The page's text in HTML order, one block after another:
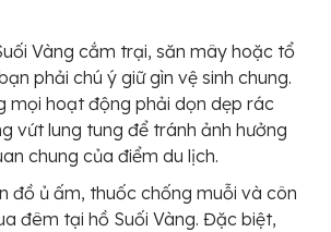
Vàng cắm trại, săn mây hoặc tổ
phải chú ý giữ gìn vệ sinh chung.
mọi hoạt động phải dọn dẹp rác
vứt lung tung để tránh ảnh hưởng
chung của điểm du lịch.
đồ ủ ấm, thuốc chống muỗi và côn
đêm tại hồ Suối Vàng. Đặc biệt,